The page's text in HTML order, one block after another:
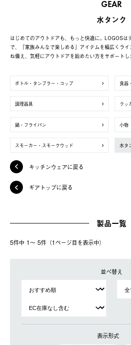
GEAR
水タンク
はじめてのアウトドアも、もっと快適に。LOGOSは
で、「家族みんなで楽しめる」アイテムを幅広くラ
ね備え、気軽にアウトドアを始めたい方をサポートし
ボトル・タンブラー・コップ 食器
調理器具 クッ
鍋・フライパン 小物
スモーカー・スモークウッド 水タ
キッチンウェアに戻る
ギアトップに戻る
製品一覧
5件中 1〜 5件（1ページ⽬を表⽰中）
並べ替え
表示形式